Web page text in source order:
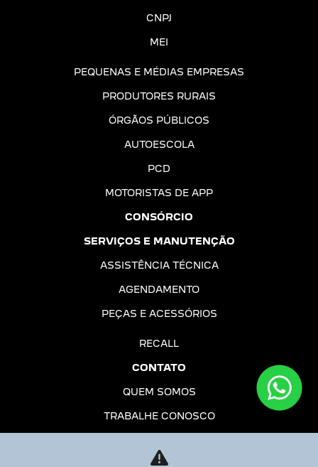
CNPJ
MEI
PEQUENAS E MÉDIAS EMPRESAS
PRODUTORES RURAIS
ÓRGÃOS PÚBLICOS
AUTOESCOLA
PCD
MOTORISTAS DE APP
CONSÓRCIO
SERVIÇOS E MANUTENÇÃO
ASSISTÊNCIA TÉCNICA
AGENDAMENTO
PEÇAS E ACESSÓRIOS
RECALL
CONTATO
QUEM SOMOS
TRABALHE CONOSCO
EMOTION DRIVE